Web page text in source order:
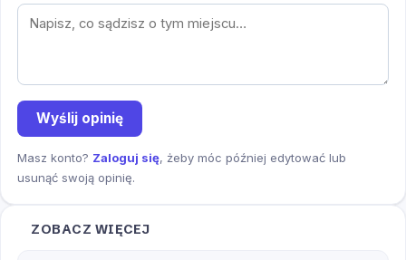
Wyślij opinię
Masz konto? Zaloguj się, żeby móc później edytować lub
usunąć swoją opinię.
ZOBACZ WIĘCEJ